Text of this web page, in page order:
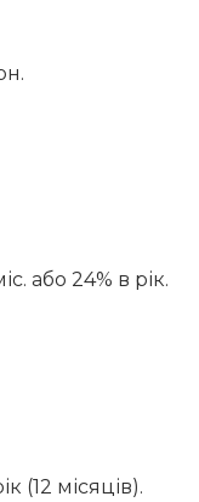
або 24% в рік.
(12 місяців).